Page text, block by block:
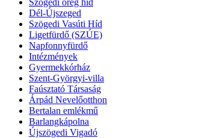
Szögedi öreg híd
Dél-Újszeged
Szögedi Vasúti Híd
Ligetfürdő (SZÚE)
Napfonnyfürdő
Intézmények
Gyermekkórház
Szent-Györgyi-villa
Faúsztató Társaság
Árpád Nevelőotthon
Bertalan emlékmű
Barlangkápolna
Újszögedi Vigadó